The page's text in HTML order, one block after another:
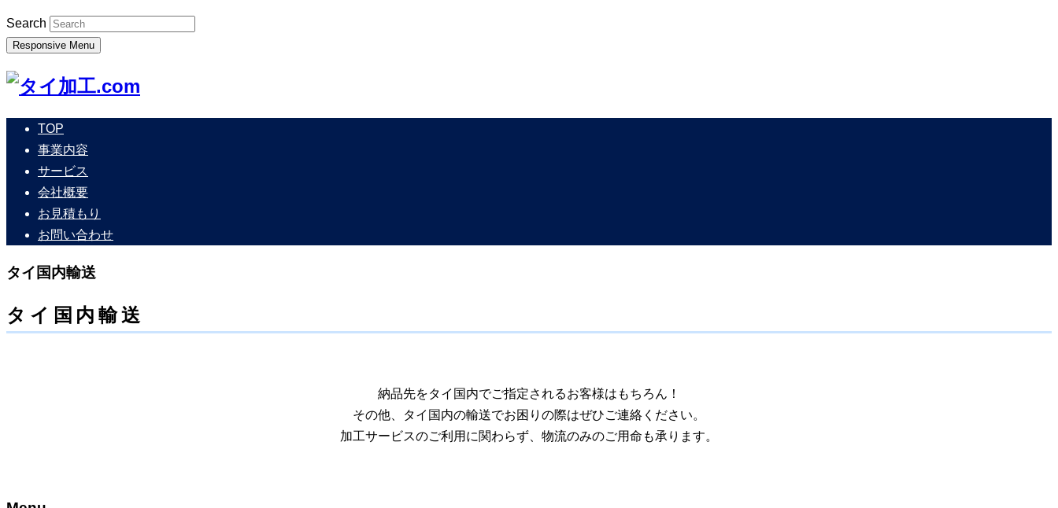
Search
Responsive Menu
TOP
事業内容
サービス
会社概要
お見積もり
お問い合わせ
タイ国内輸送
タイ国内輸送
納品先をタイ国内でご指定されるお客様はもちろん！
その他、タイ国内の輸送でお困りの際はぜひご連絡ください。
加工サービスのご利用に関わらず、物流のみのご用命も承ります。